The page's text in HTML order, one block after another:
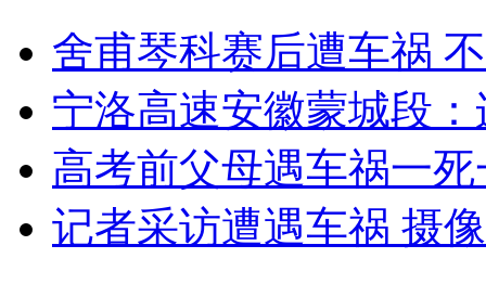
安徽一实载49人客车翻车
走！跟着总书记去植树
舍甫琴科赛后遭车祸
宁洛高速安徽蒙城段
高考前父母遇车祸一
记者采访遭遇车祸 摄